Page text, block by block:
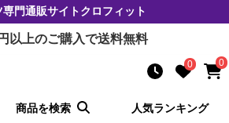
専門通販サイトクロフィット
以上のご購入で送料無料
0 0
商品を検索 人気ランキング